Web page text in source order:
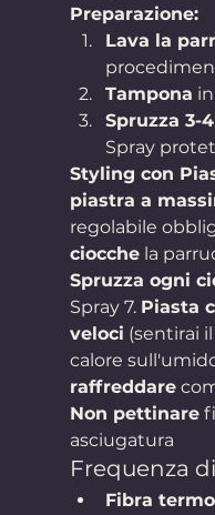
Preparazione:
Lava la
Tampona
Spruzza 3-
Spray
Styling con
piastra a
regolabile
ciocche la
Spruzza ogni
Spray 7. Piasta
veloci (sentirai
calore
raffreddare
Non pettinare
asciugatura
Frequenza
Fibra